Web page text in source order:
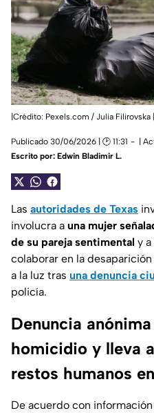
|Crédito: Pexels.com / Julia Filirovska
Publicado 30/06/2026 | 🕑 11:31 |
Escrito por: Edwin Bladimir L.
Las autoridades de Texas
involucra a una mujer
de su pareja sentimental y
colaborar en la
a la luz tras una denuncia
policía.
Denuncia
homicidio y lleva
restos humanos
De acuerdo con